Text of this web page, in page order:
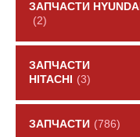
ЗАПЧАСТИ HYUNDAI
(2)
ЗАПЧАСТИ
HITACHI
(3)
ЗАПЧАСТИ (786)